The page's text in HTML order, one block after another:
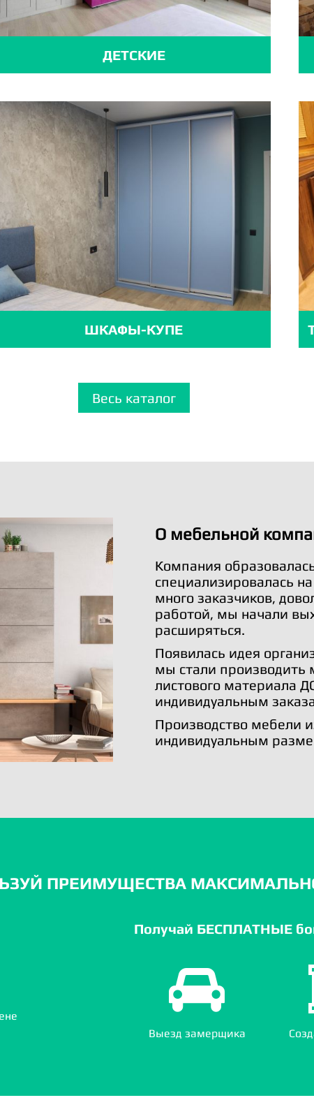
ДЕТСКИЕ
ШКАФЫ-КУПЕ
Весь каталог
О мебельной
Компания
специализировалась
много заказчиков,
работой, мы начали
расширяться.
Появилась идея
мы стали производить
листового материала
индивидуальным
Производство мебели
индивидуальным
ПРЕИМУЩЕСТВА
Получай БЕСПЛАТНЫЕ
Выезд замерщика